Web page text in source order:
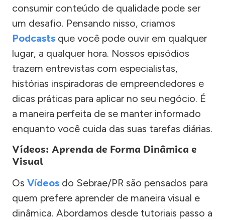
consumir conteúdo de qualidade pode ser
um desafio. Pensando nisso, criamos
Podcasts que você pode ouvir em qualquer
lugar, a qualquer hora. Nossos episódios
trazem entrevistas com especialistas,
histórias inspiradoras de empreendedores e
dicas práticas para aplicar no seu negócio. É
a maneira perfeita de se manter informado
enquanto você cuida das suas tarefas diárias.
Vídeos: Aprenda de Forma Dinâmica e
Visual
Os Vídeos do Sebrae/PR são pensados para
quem prefere aprender de maneira visual e
dinâmica. Abordamos desde tutoriais passo a